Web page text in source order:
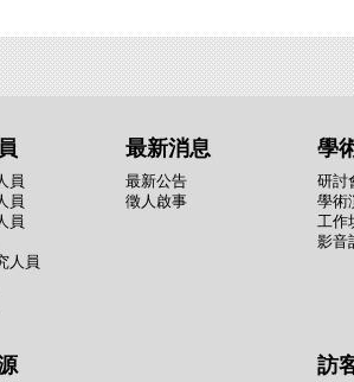
員
員
員
人員
最新消息
最新公告
徵人啟事
學
研討
學術
工作
影音
訪